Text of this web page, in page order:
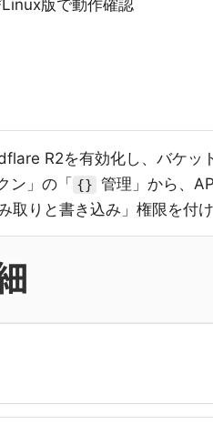
版で動作確認
R2を有効化し、バケッ
ン」の「
{} 管理」から、
りと書き込み」権限を付け